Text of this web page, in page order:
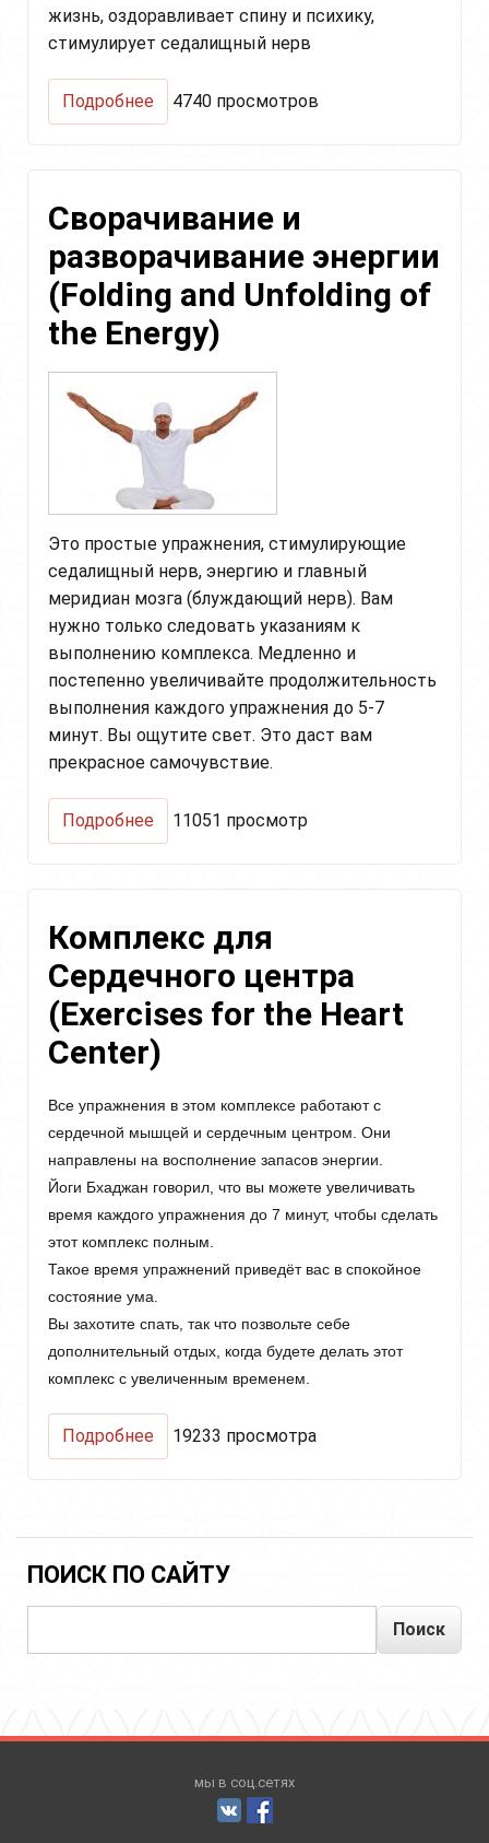
жизнь, оздоравливает спину и психику,
стимулирует седалищный нерв
Подробнее
Крийя
Потенциал"
4740 просмотров
Сворачивание и
разворачивание энергии
(Folding and Unfolding of
the Energy)
Это простые упражнения, стимулирующие
седалищный нерв, энергию и главный
меридиан мозга (блуждающий нерв). Вам
нужно только следовать указаниям к
выполнению комплекса. Медленно и
постепенно увеличивайте продолжительность
выполнения каждого упражнения до 5-7
минут. Вы ощутите свет. Это даст вам
прекрасное самочувствие.
Подробнее
Сворачивание
(Folding
Unfolding
Energy)
11051 просмотр
Комплекс для
Сердечного центра
(Exercises for the Heart
Center)
Все упражнения в этом комплексе работают с
сердечной мышцей и сердечным центром. Они
направлены на восполнение запасов энергии.
Йоги Бхаджан говорил, что вы можете увеличивать
время каждого упражнения до 7 минут, чтобы сделать
этот комплекс полным.
Такое время упражнений приведёт вас в спокойное
состояние ума.
Вы захотите спать, так что позвольте себе
дополнительный отдых, когда будете делать этот
комплекс с увеличенным временем.
Подробнее
Комплекс
(Exercises
for
the
Heart
19233 просмотра
ПОИСК ПО САЙТУ
мы в соц.сетях